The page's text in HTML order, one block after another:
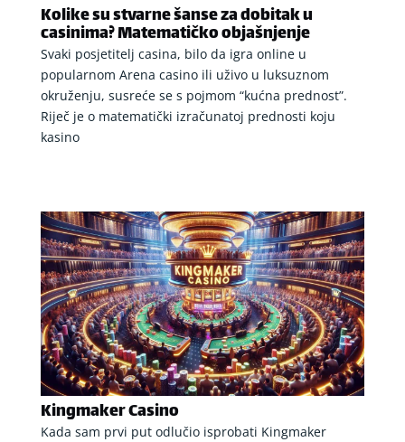
Kolike su stvarne šanse za dobitak u
casinima? Matematičko objašnjenje
Svaki posjetitelj casina, bilo da igra online u
popularnom Arena casino ili uživo u luksuznom
okruženju, susreće se s pojmom “kućna prednost”.
Riječ je o matematički izračunatoj prednosti koju
kasino
Kingmaker Casino
Kada sam prvi put odlučio isprobati Kingmaker